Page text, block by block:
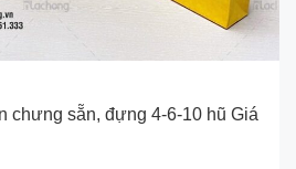
chưng sẵn, đựng 4-6-10 hũ Giá